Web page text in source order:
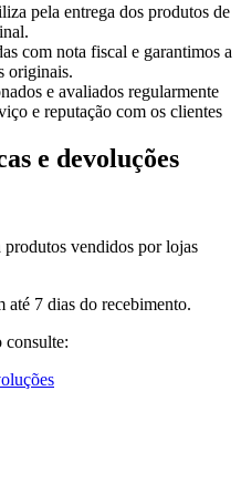
pela entrega dos produtos de
com nota fiscal e garantimos a
originais.
e avaliados regularmente
e reputação com os clientes
e devoluções
vendidos por lojas
7 dias do recebimento.
consulte: